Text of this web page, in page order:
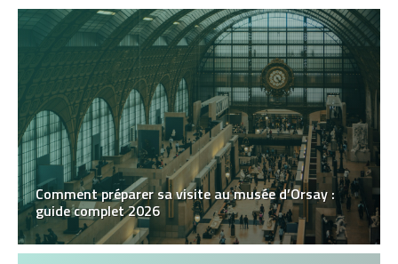
Comment préparer sa visite au musée d’Orsay :
guide complet 2026